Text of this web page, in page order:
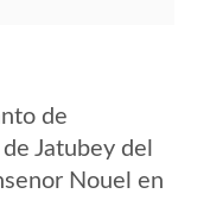
de
Jatubey del
Nouel en